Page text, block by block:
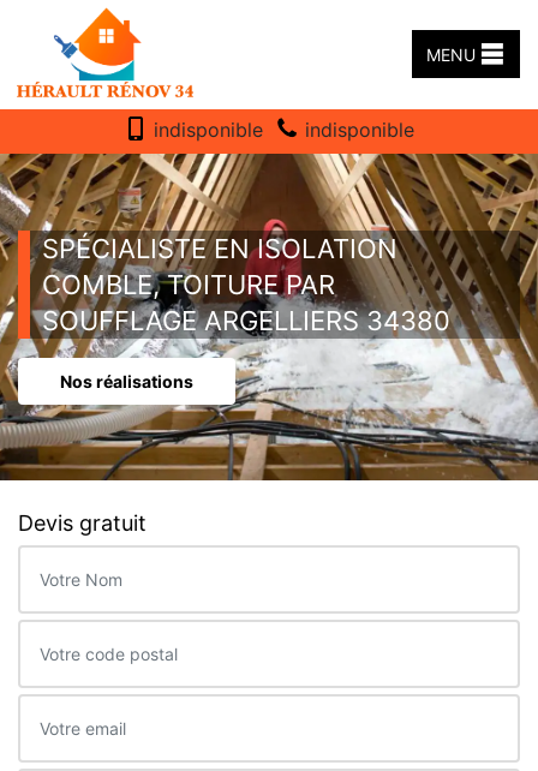
MENU
indisponible indisponible
SPÉCIALISTE EN ISOLATION
COMBLE, TOITURE PAR
SOUFFLAGE ARGELLIERS 34380
Nos réalisations
Devis gratuit